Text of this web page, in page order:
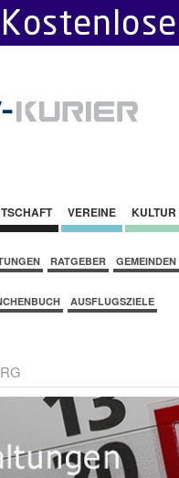
VEREINE KULTUR
RATGEBER GEMEINDEN
AUSFLUGSZIELE